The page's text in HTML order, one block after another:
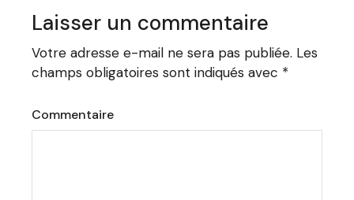
Laisser un commentaire
Votre adresse e-mail ne sera pas publiée. Les
champs obligatoires sont indiqués avec *
Commentaire